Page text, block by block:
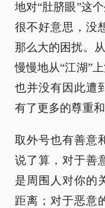
地对“肚脐眼”这
很不好意思，没
那么大的困扰。
慢慢地从“江湖”
也并没有因此遭
有了更多的尊重和
取外号也有善意
说了算，对于善
是周围人对你的
距离；对于恶意